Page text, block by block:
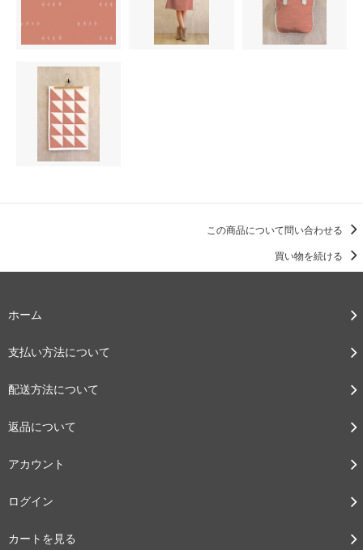
この商品について問い合わせる
買い物を続ける
ホーム
支払い方法について
配送方法について
返品について
アカウント
ログイン
カートを見る